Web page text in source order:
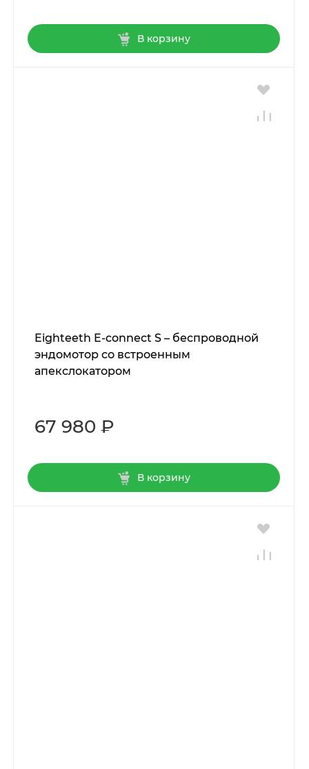
В корзину
Eighteeth E-connect S – беспроводной
эндомотор со встроенным
апекслокатором
67 980 ₽
В корзину